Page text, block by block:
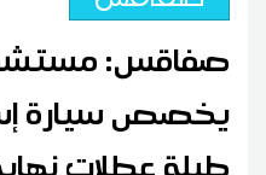
صفاقس:
يخصص سيارة